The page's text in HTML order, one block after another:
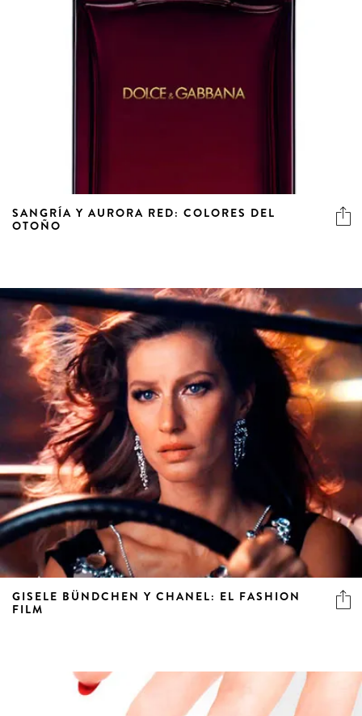
SANGRÍA Y AURORA RED: COLORES DEL
OTOÑO
GISELE BÜNDCHEN Y CHANEL: EL FASHION
FILM